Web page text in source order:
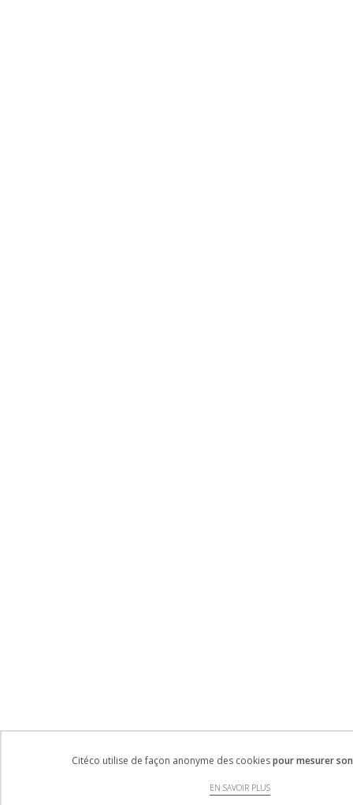
Citéco utilise de façon anonyme des cookiespour mesurer
EN SAVOIR PLUS